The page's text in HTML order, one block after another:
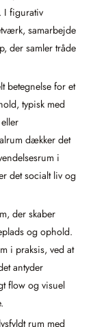
I figurativ
samarbejde
der samler tråde
betegnelse for et
typisk med
dækker det
i
det socialt liv og
der skaber
og ophold.
i praksis, ved at
antyder
flow og visuel
rum med